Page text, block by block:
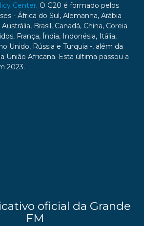
Center. O G20 é formado pelos
- África do Sul, Alemanha, Arábia
Brasil, Canadá, China, Coreia
França, Índia, Indonésia, Itália,
Unido, Rússia e Turquia -, além da
União Africana. Esta última passou a
2023.
oficial da Grande
FM